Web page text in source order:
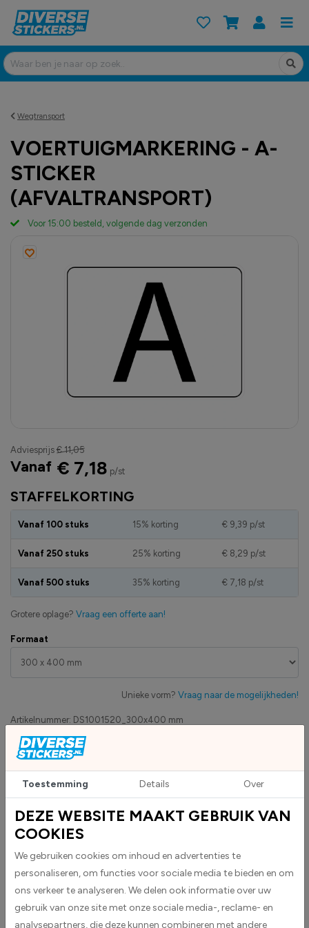
Wegtransport
VOERTUIGMARKERING - A-
STICKER
(AFVALTRANSPORT)
Artikelnummer: DS1001520_300x400 mm
Eigen productie
Zakelijk betaling op factuur mogelijk
Levensduur 5 jaar
Uv-bestendig & weersbestendigheid
High-tack folie met maximale grip
Formaat
Unieke vorm? Vraag naar de mogelijkheden!
STAFFELKORTING
Vanaf 100 stuks 15% korting € 9,39 p/st
Vanaf 250 stuks 25% korting € 8,29 p/st
Vanaf 500 stuks 35% korting € 7,18 p/st
Grotere oplage? Vraag een offerte aan!
Adviesprijs € 11,05
Vanaf € 7,18 p/st
Voor 15:00 besteld, volgende dag verzonden
Custom sticker maken? Upload eigen bestand
Toestemming Details Over
DEZE WEBSITE MAAKT GEBRUIK VAN
COOKIES
We gebruiken cookies om inhoud en advertenties te
personaliseren, om functies voor sociale media te bieden en om
ons verkeer te analyseren. We delen ook informatie over uw
gebruik van onze site met onze sociale media-, reclame- en
analysepartners, die deze kunnen combineren met andere